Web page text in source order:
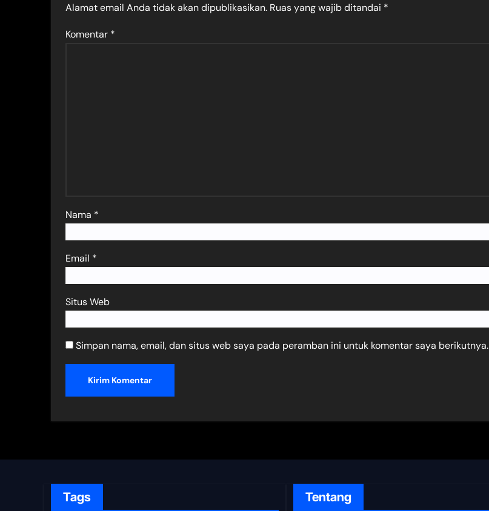
Alamat email Anda tidak akan dipublikasikan. Ruas yang wajib ditandai *
Komentar *
Nama *
Email *
Situs Web
Simpan nama, email, dan situs web saya pada peramban ini untuk komentar saya berikutnya.
Tags Tentang